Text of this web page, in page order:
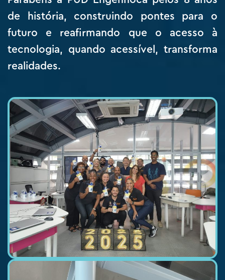
de história, construindo pontes para o
futuro e reafirmando que o acesso à
tecnologia, quando acessível, transforma
realidades.